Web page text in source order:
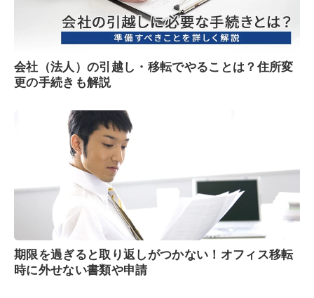
会社（法人）の引越し・移転でやることは？住所変
更の手続きも解説
期限を過ぎると取り返しがつかない！オフィス移転
時に外せない書類や申請